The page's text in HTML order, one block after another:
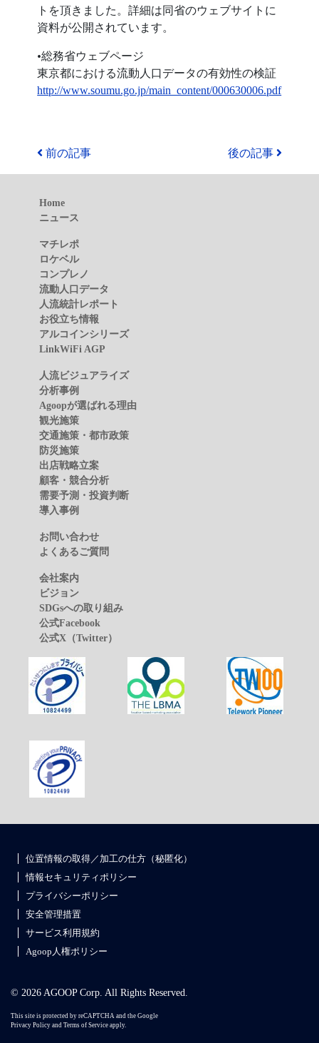
トを頂きました。詳細は同省のウェブサイトに
資料が公開されています。
•総務省ウェブページ
東京都における流動人口データの有効性の検証
http://www.soumu.go.jp/main_content/000630006.pdf
前の記事 後の記事
Home
ニュース
マチレポ
ロケベル
コンプレノ
流動人口データ
人流統計レポート
お役立ち情報
アルコインシリーズ
LinkWiFi AGP
人流ビジュアライズ
分析事例
Agoopが選ばれる理由
観光施策
交通施策・都市政策
防災施策
出店戦略立案
顧客・競合分析
需要予測・投資判断
導入事例
お問い合わせ
よくあるご質問
会社案内
ビジョン
SDGsへの取り組み
公式Facebook
公式X（Twitter）
位置情報の取得／加工の仕方（秘匿化）
情報セキュリティポリシー
プライバシーポリシー
安全管理措置
サービス利用規約
Agoop人権ポリシー
© 2026 AGOOP Corp. All Rights Reserved.
This site is protected by reCAPTCHA and the Google
Privacy Policy and Terms of Service apply.